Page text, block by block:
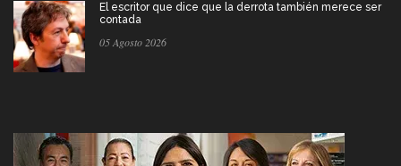
El escritor que dice que la derrota también merece ser
contada
05 Agosto 2026